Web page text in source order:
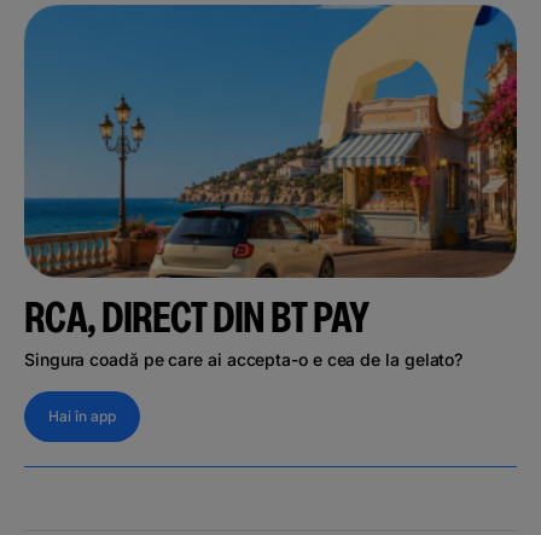
RCA, DIRECT DIN BT PAY
Singura coadă pe care ai accepta-o e cea de la gelato?
Hai în app